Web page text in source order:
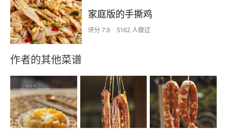
家庭版的手撕鸡
评分 7.9 5162 人做过
作者的其他菜谱